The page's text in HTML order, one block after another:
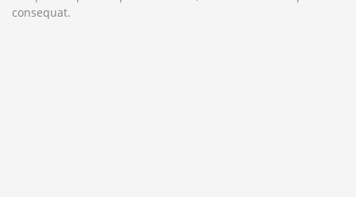
consequat.